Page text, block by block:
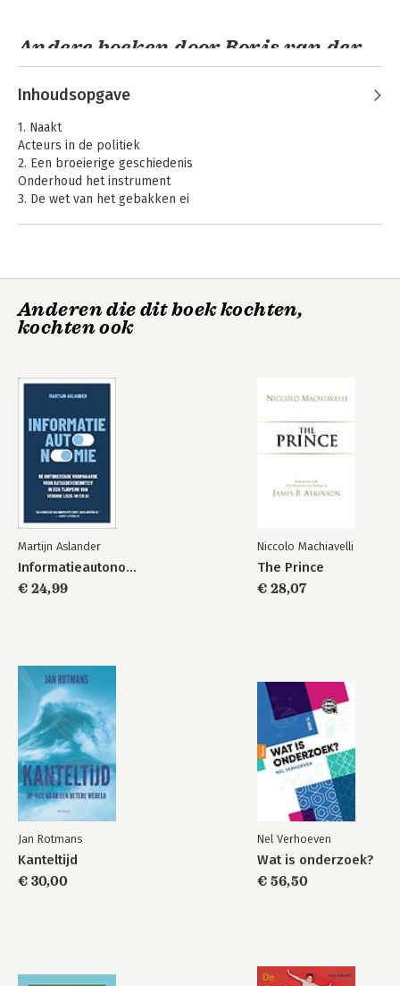
Andere boeken door Boris van der
Ham
bindt
Bekijk alle boeken
Inhoudsopgave
1. Naakt
Acteurs in de politiek
2. Een broeierige geschiedenis
Onderhoud het instrument
3. De wet van het gebakken ei
6. Ademen en nadenken
Noten
Woord van dank
Register
Anderen die dit boek kochten,
kochten ook
Martijn Aslander
Informatieautonomie
€ 24,99
Niccolo Machiavelli
The Prince
€ 28,07
Jan Rotmans
Kanteltijd
€ 30,00
Nel Verhoeven
Wat is onderzoek?
€ 56,50